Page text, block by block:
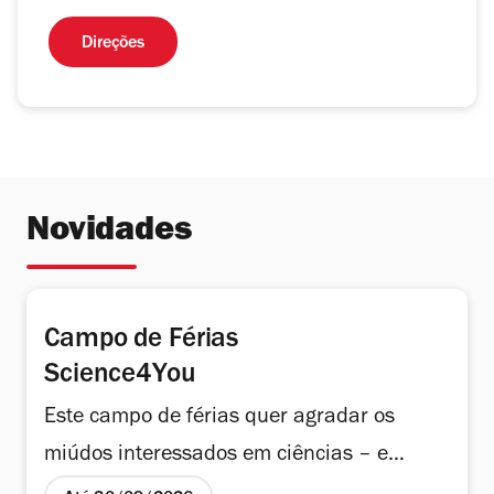
Direções
Novidades
Campo de Férias
Science4You
Este campo de férias quer agradar os
miúdos interessados em ciências – e